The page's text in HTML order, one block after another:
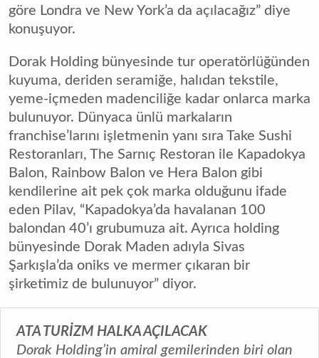
göre Londra ve New York’a da açılacağız” diye
konuşuyor.
Dorak Holding bünyesinde tur operatörlüğünden
kuyuma, deriden seramiğe, halıdan tekstile,
yeme-içmeden madenciliğe kadar onlarca marka
bulunuyor. Dünyaca ünlü markaların
franchise’larını işletmenin yanı sıra Take Sushi
Restoranları, The Sarnıç Restoran ile Kapadokya
Balon, Rainbow Balon ve Hera Balon gibi
kendilerine ait pek çok marka olduğunu ifade
eden Pilav, “Kapadokya’da havalanan 100
balondan 40’ı grubumuza ait. Ayrıca holding
bünyesinde Dorak Maden adıyla Sivas
Şarkışla’da oniks ve mermer çıkaran bir
şirketimiz de bulunuyor” diyor.
ATA TURİZM HALKA AÇILACAK
Dorak Holding’in amiral gemilerinden biri olan